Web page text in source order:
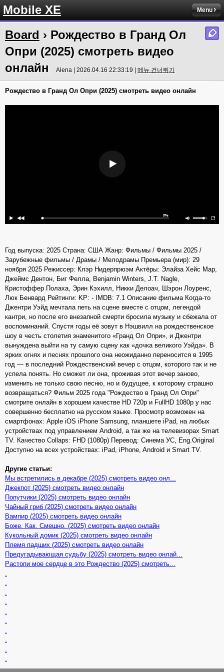
Mobile XE Menu
Board › Рождество в Гранд Ол
Опри (2025) смотреть видео
онлайн
Alena | 2026.04.16 22:33:19 | 메뉴 건너뛰기
Рождество в Гранд Ол Опри (2025) смотреть видео онлайн
Год выпуска: 2025 Страна: США Жанр: Фильмы / Фильмы 2025 /
Зарубежные фильмы / Драмы / Мелодрамы Премьера (мир): 29
ноября 2025 Режиссер: Клэр Нидерпрюэм Актёры: Элайза Хейс Мар,
Джеймс Дентон, Биг Фелла, Benjamin Winters, J.T. Nagle,
Кристоффер Полаха, Эрин Кэхилл, Никки Делоач, Шэрон Лоуренс,
Люк Бенвард Рейтинги: KP: - IMDB: 7.1 Описание фильма Когда-то
Джентри Уэйд мечтала петь на сцене вместе с отцом, легендой
кантри, но после его внезапной смерти бросила музыку и сбежала от
воспоминаний. Спустя годы её зовут в Нэшвилл на рождественское
шоу в честь столетия знаменитого «Гранд Ол Опри», и Джентри
вынуждена выйти на ту самую сцену как «дочка великого Уэйда». В
ярких огнях и песнях прошлого она неожиданно переносится в 1995
год — в последний Рождественский вечер с отцом, которого так и не
успела понять. Но сможет ли она, проживая этот вечер заново,
изменить не только свою песню, но и будущее, к которому страшно
возвращаться? Фильм 2025 года "Рождество в Гранд Ол Опри"
смотрите онлайн в хорошем качестве HD 720p и FullHD 1080p у нас
совершенно бесплатно на русском языке. Просмотр возможен на
смартфонах: Apple iOS iPhone Samsung, планшете iPad, на любых
устройствах под управлением Android, а так же на телевизорах Smart
TV. Качество Collaps: FHD (1080p) Перевод: Синема УС, Eng.Original
Доступно на всех устройствах: iPad, iPhone, Android и Smart TV.
Другие статьи:
Мы встретились в декабре (2025) смотреть видео онл...
Джекпот (2025) смотреть видео онлайн
Попутчики (2025) смотреть видео онлайн
Чайный гриб (2025) смотреть видео онлайн
Вампир (2025) смотреть видео онлайн
Боже. Как. Смешно. (2025) смотреть видео онлайн
Кукольный домик (2025) смотреть видео онлайн
Племя падших (2025) смотреть видео онлайн
Предугадывающая судьбу (2025) смотреть видео онлай...
Растопи мое сердце в это Рождество (2025) смотреть...